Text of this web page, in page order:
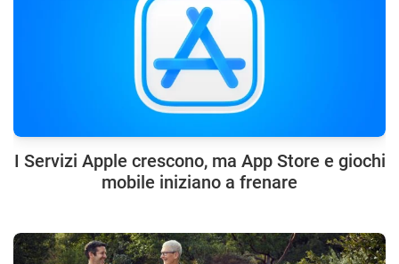
I Servizi Apple crescono, ma App Store e giochi
mobile iniziano a frenare